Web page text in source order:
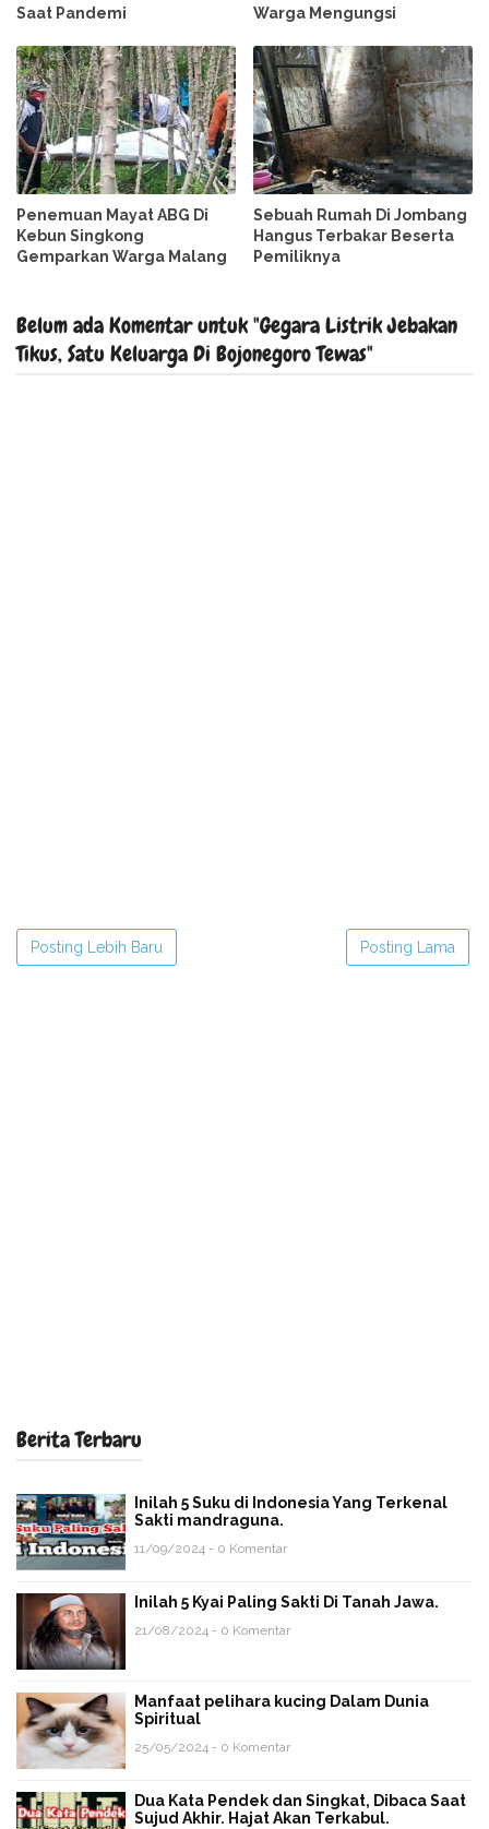
Saat Pandemi
Warga Mengungsi
Penemuan Mayat ABG Di
Kebun Singkong
Gemparkan Warga Malang
Sebuah Rumah Di Jombang
Hangus Terbakar Beserta
Pemiliknya
Belum ada Komentar untuk "Gegara Listrik Jebakan
Tikus, Satu Keluarga Di Bojonegoro Tewas"
Posting Lebih Baru Posting Lama
Berita Terbaru
Inilah 5 Suku di Indonesia Yang Terkenal
Sakti mandraguna.
11/09/2024 - 0 Komentar
Inilah 5 Kyai Paling Sakti Di Tanah Jawa.
21/08/2024 - 0 Komentar
Manfaat pelihara kucing Dalam Dunia
Spiritual
25/05/2024 - 0 Komentar
Dua Kata Pendek dan Singkat, Dibaca Saat
Sujud Akhir. Hajat Akan Terkabul.